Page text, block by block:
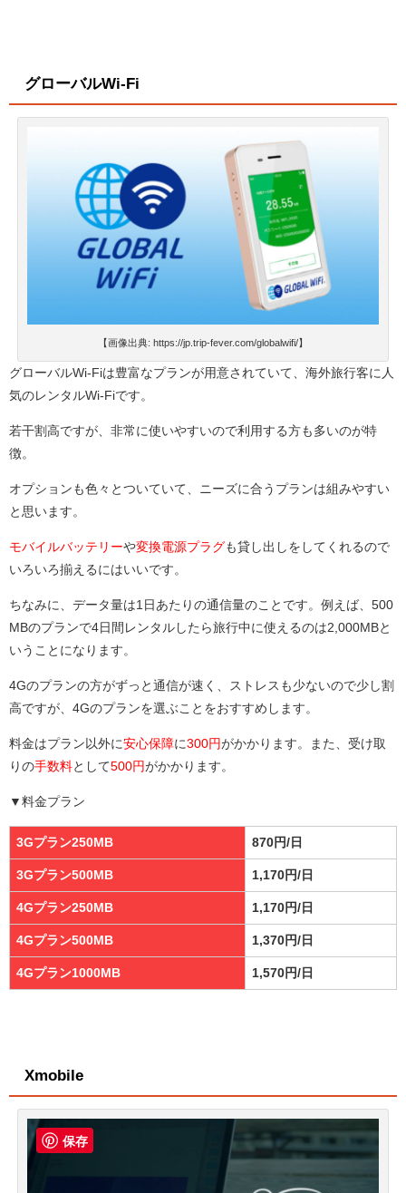
グローバルWi-Fi
【画像出典: https://jp.trip-fever.com/globalwifi/】
グローバルWi-Fiは豊富なプランが用意されていて、海外旅行客に人
気のレンタルWi-Fiです。
若干割高ですが、非常に使いやすいので利用する方も多いのが特
徴。
オプションも色々とついていて、ニーズに合うプランは組みやすい
と思います。
モバイルバッテリーや変換電源プラグも貸し出しをしてくれるので
いろいろ揃えるにはいいです。
ちなみに、データ量は1日あたりの通信量のことです。例えば、500
MBのプランで4日間レンタルしたら旅行中に使えるのは2,000MBと
いうことになります。
4Gのプランの方がずっと通信が速く、ストレスも少ないので少し割
高ですが、4Gのプランを選ぶことをおすすめします。
料金はプラン以外に安心保障に300円がかかります。また、受け取
りの手数料 として500円がかかります。
▼料金プラン
3Gプラン250MB 870円/日
3Gプラン500MB 1,170円/日
4Gプラン250MB 1,170円/日
4Gプラン500MB 1,370円/日
4Gプラン1000MB 1,570円/日
Xmobile
保存